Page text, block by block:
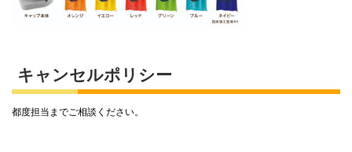
キャンセルポリシー
都度担当までご相談ください。